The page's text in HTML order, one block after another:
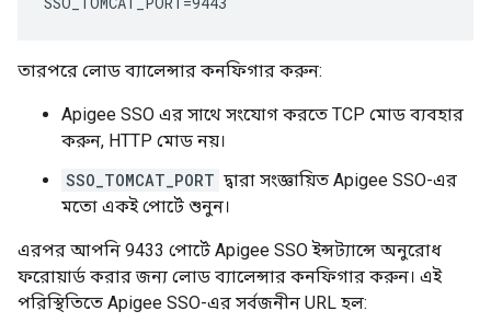
তারপরে লোড ব্যালেন্সার কনফিগার করুন:
Apigee SSO এর সাথে সংযোগ করতে TCP মোড ব্যবহার
করুন, HTTP মোড নয়।
SSO_TOMCAT_PORT দ্বারা সংজ্ঞায়িত Apigee SSO-এর
মতো একই পোর্টে শুনুন।
এরপর আপনি 9433 পোর্টে Apigee SSO ইন্সট্যান্সে অনুরোধ
ফরোয়ার্ড করার জন্য লোড ব্যালেন্সার কনফিগার করুন। এই
পরিস্থিতিতে Apigee SSO-এর সর্বজনীন URL হল: